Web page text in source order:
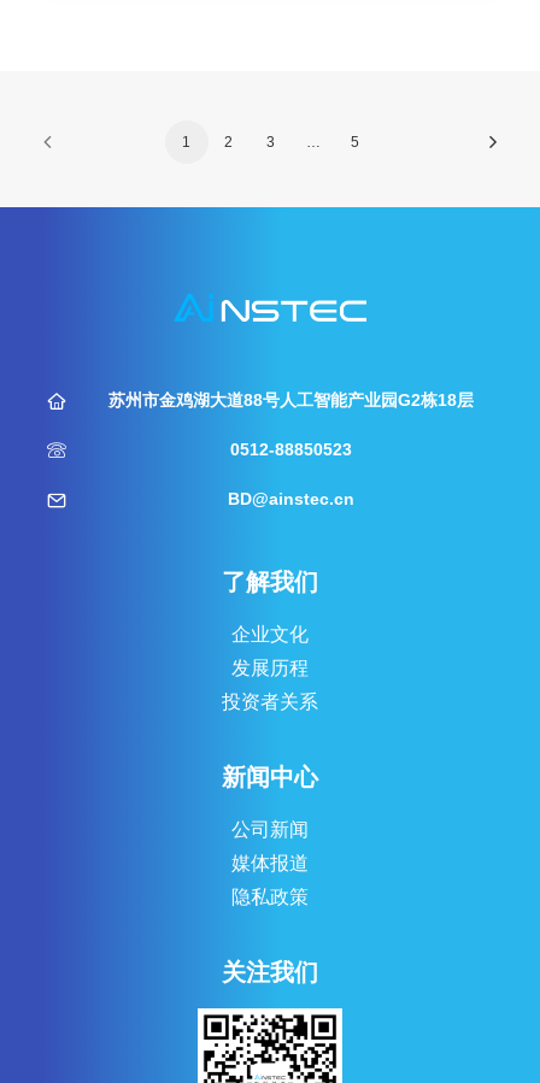
1 2 3 5
苏州市金鸡湖大道88号人工智能产业园G2栋18层
0512-88850523
BD@ainstec.cn
了解我们
企业文化
发展历程
投资者关系
新闻中心
公司新闻
媒体报道
隐私政策
关注我们